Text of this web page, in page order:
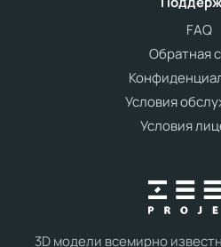
3D модели всемирно
FAQ
Обратная
Условия
Условия